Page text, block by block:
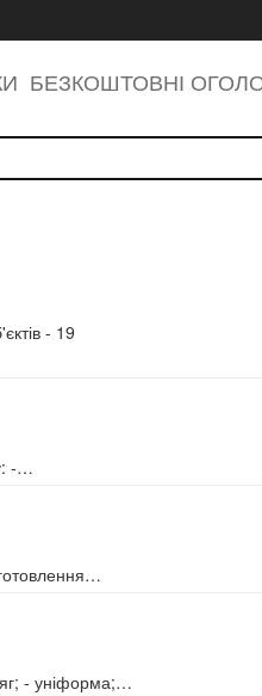
БЕЗКОШТОВНІ
- 19
-…
- уніформа;…